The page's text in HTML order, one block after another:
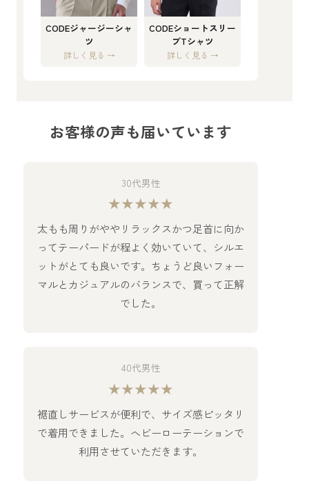
CODEジャージーシャ
ツ
詳しく見る →
CODEショートスリー
ブTシャツ
詳しく見る →
お客様の声も届いています
30代男性
★★★★★
太もも周りがややリラックスかつ足首に向か
ってテーパードが程よく効いていて、シルエ
ットがとても良いです。ちょうど良いフォー
マルとカジュアルのバランスで、買って正解
でした。
40代男性
★★★★★
裾直しサービスが便利で、サイズ感ピッタリ
で着用できました。ヘビーローテーションで
利用させていただきます。